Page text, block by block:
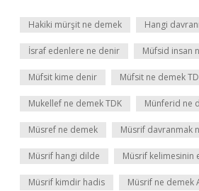
Hakiki mürşit ne demek Hangi
İsraf edenlere ne denir Müfsid insan
Müfsit kime denir Müfsit ne demek
Mukellef ne demek TDK Münferid ne
Müsref ne demek Müsrif davranmak
Müsrif hangi dilde Müsrif kelimesinin
Müsrif kimdir hadis Müsrif ne demek